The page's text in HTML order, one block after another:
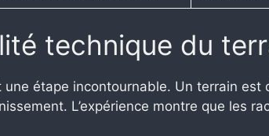
technique du
étape incontournable. Un terrain est
L’expérience montre que les